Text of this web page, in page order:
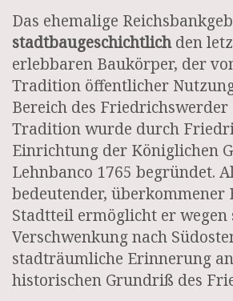
Das ehemalige
stadtbaugeschichtlichden
erlebbaren Baukörper, der
Tradition öffentlicher
Bereich des Friedrichswerder
Tradition wurde durch
Einrichtung der Königlichen
Lehnbanco 1765 begründet.
bedeutender, überkommener
Stadtteil ermöglicht er wegen
Verschwenkung nach
stadträumliche Erinnerung
historischen Grundriß des